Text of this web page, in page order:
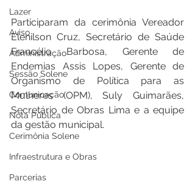
Lazer
Aviso
Administração
Sessão Solene
Comunicação
Nota Pública
Cerimônia Solene
Infraestrutura e Obras
Parcerias
Participaram da cerimônia Vereador
Elenilson Cruz, Secretário de Saúde
Francélio Barbosa, Gerente de
Endemias Assis Lopes, Gerente de
Organismo de Política para as
Mulheres (OPM), Suly Guimarães,
Secretário de Obras Lima e a equipe
da gestão municipal.